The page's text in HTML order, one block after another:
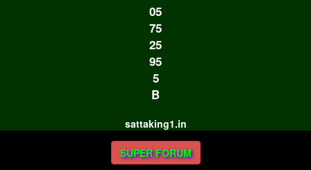
05
75
25
95
5
B
sattaking1.in
SUPER FORUM